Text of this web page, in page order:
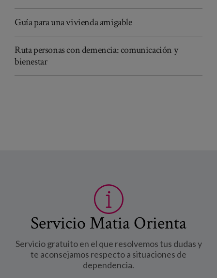
Guía para una vivienda amigable
Ruta personas con demencia: comunicación y
bienestar
Servicio Matia Orienta
Servicio gratuito en el que resolvemos tus dudas y
te aconsejamos respecto a situaciones de
dependencia.